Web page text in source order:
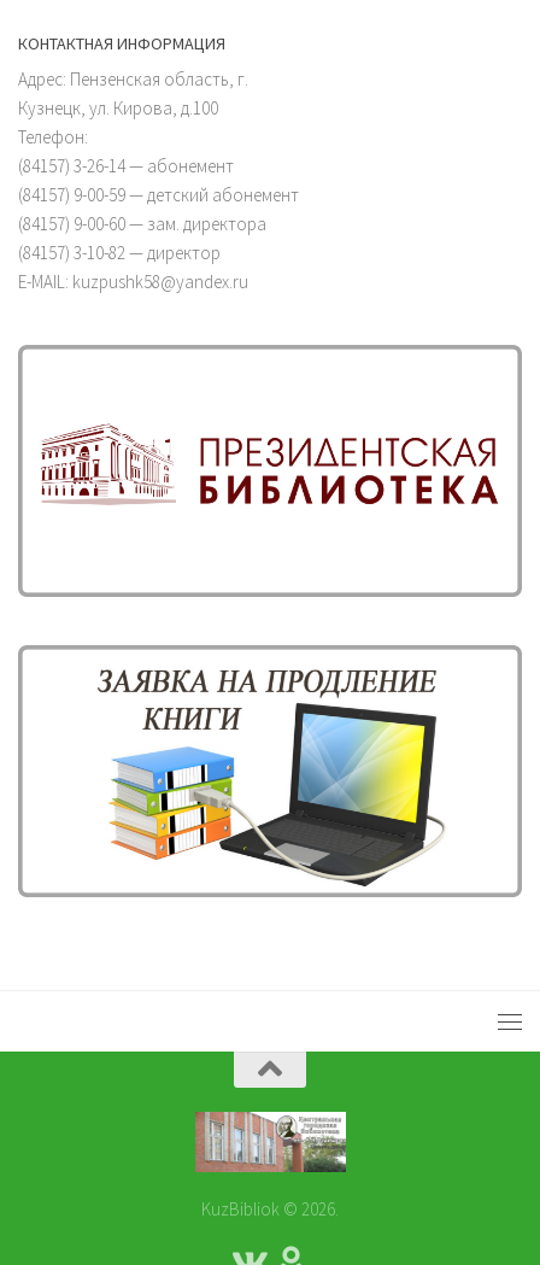
КОНТАКТНАЯ ИНФОРМАЦИЯ
Адрес: Пензенская область, г.
Кузнецк, ул. Кирова, д.100
Телефон:
(84157) 3-26-14 — абонемент
(84157) 9-00-59 — детский абонемент
(84157) 9-00-60 — зам. директора
(84157) 3-10-82 — директор
E-MAIL: kuzpushk58@yandex.ru
KuzBibliok © 2026.